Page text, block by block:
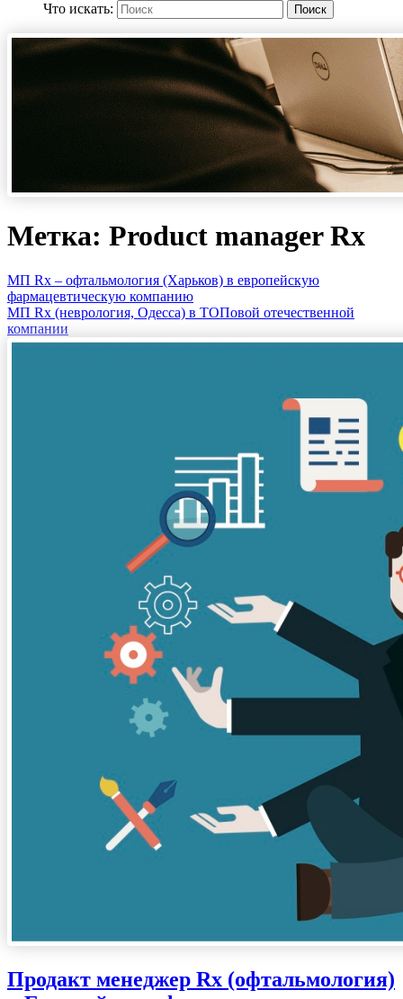
Что искать:
Поиск
Метка: Product manager Rx
МП Rx – офтальмология (Харьков) в европейскую
фармацевтическую компанию
МП Rx (неврология, Одесса) в ТОПовой отечественной
компании
Продакт менеджер Rx (офтальмология)